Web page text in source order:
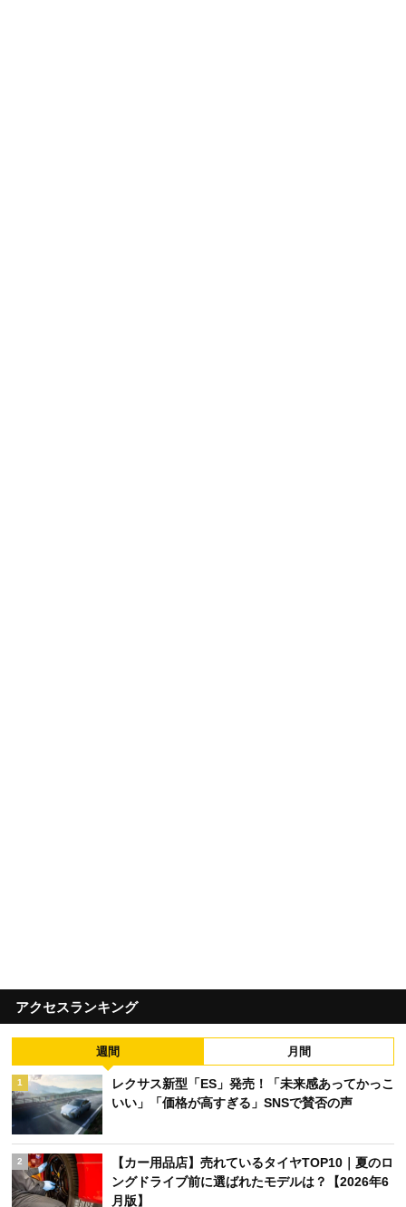
アクセスランキング
週間 月間
1
レクサス新型「ES」発売！「未来感あってかっこ
いい」「価格が高すぎる」SNSで賛否の声
2
【カー用品店】売れているタイヤTOP10｜夏のロ
ングドライブ前に選ばれたモデルは？【2026年6
月版】